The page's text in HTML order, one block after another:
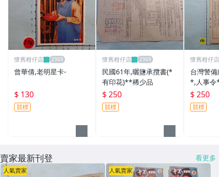
懷舊柑仔店
曾華倩,老明星卡-
$ 130
競標
懷舊柑仔店
民國61年,曬鹽承攬書(*
有印花)**稀少品
$ 250
競標
懷舊柑仔店
台灣警
*,人事令
$ 250
競標
賣家最新刊登 看更多
人氣賣家 人氣賣家